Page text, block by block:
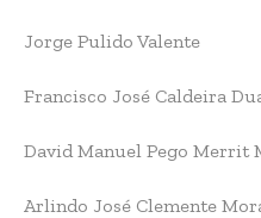
Jorge Pulido Valente
Francisco José Caldeira
David Manuel Pego Merrit
Arlindo José Clemente